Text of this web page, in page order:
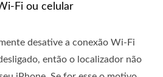
Fi ou celular
desative a conexão Wi-Fi
então o localizador não